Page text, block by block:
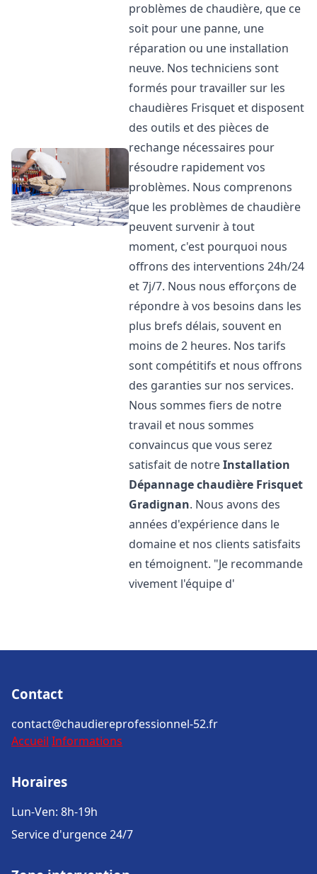
problèmes de chaudière, que ce
soit pour une panne, une
réparation ou une installation
neuve. Nos techniciens sont
formés pour travailler sur les
chaudières Frisquet et disposent
des outils et des pièces de
rechange nécessaires pour
résoudre rapidement vos
problèmes. Nous comprenons
que les problèmes de chaudière
peuvent survenir à tout
moment, c'est pourquoi nous
offrons des interventions 24h/24
et 7j/7. Nous nous efforçons de
répondre à vos besoins dans les
plus brefs délais, souvent en
moins de 2 heures. Nos tarifs
sont compétitifs et nous offrons
des garanties sur nos services.
Nous sommes fiers de notre
travail et nous sommes
convaincus que vous serez
satisfait de notreInstallation
Dépannage chaudière Frisquet
Gradignan. Nous avons des
années d'expérience dans le
domaine et nos clients satisfaits
en témoignent. "Je recommande
vivement l'équipe d'
Contact
contact@chaudiereprofessionnel-52.fr
Accueil Informations
Horaires
Lun-Ven: 8h-19h
Service d'urgence 24/7